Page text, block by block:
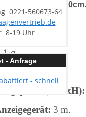
0221-560673-64
8-19 Uhr
- Anfrage
- schnell
Stativhöhe ca. 20cm.
10 kg.
1 g.
(BxTxH):
3 m.